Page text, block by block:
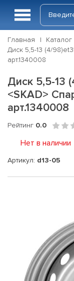
Главная Каталог
Диск 5,5-13 (4/
арт.1340008
Диск 5,5-13
<SKAD>
арт.1340008
Рейтинг 0.0
Нет в наличии
Артикул: d13-05